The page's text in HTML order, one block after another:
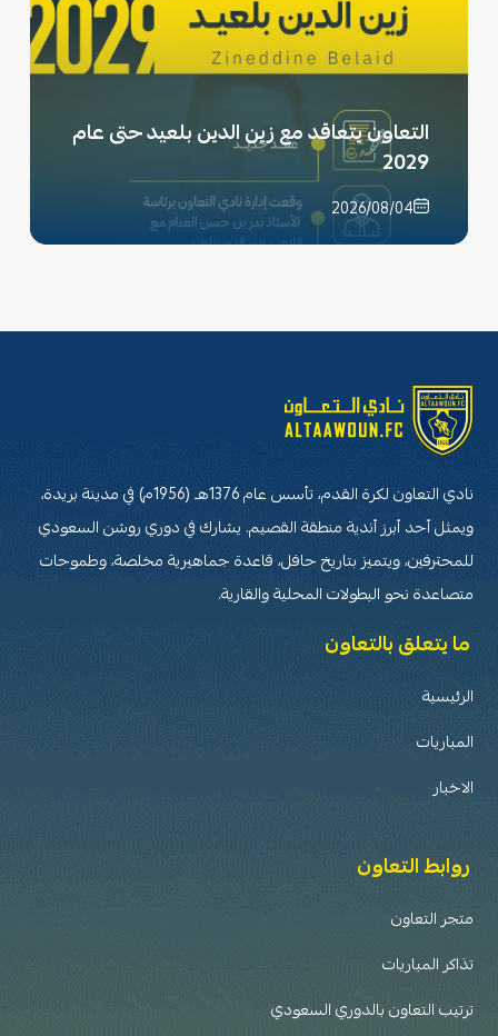
التعاون يتعاقد مع زين الدين بلعيد حتى عام
2029
2026/08/04
نادي التعاون لكرة القدم، تأسس عام 1376هـ (1956م) في مدينة بريدة،
ويمثل أحد أبرز أندية منطقة القصيم. يشارك في دوري روشن السعودي
للمحترفين، ويتميز بتاريخ حافل، قاعدة جماهيرية مخلصة، وطموحات
متصاعدة نحو البطولات المحلية والقارية.
ما يتعلق بالتعاون
الرئيسية
المباريات
الاخبار
روابط التعاون
متجر التعاون
تذاكر المباريات
ترتيب التعاون بالدوري السعودي